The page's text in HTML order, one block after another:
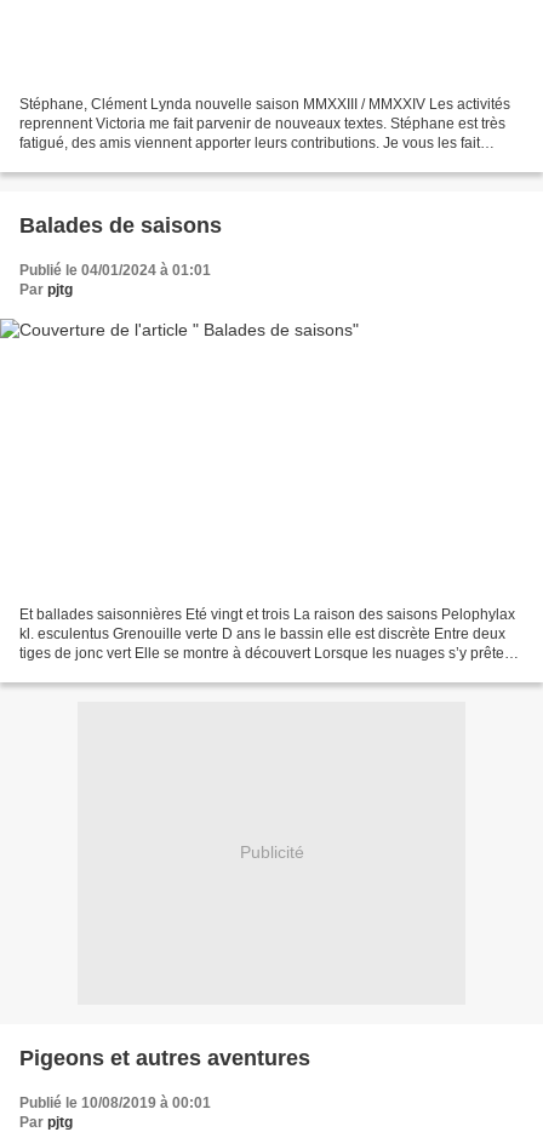
Stéphane, Clément Lynda nouvelle saison MMXXIII / MMXXIV Les activités
reprennent Victoria me fait parvenir de nouveaux textes. Stéphane est très
fatigué, des amis viennent apporter leurs contributions. Je vous les fait
Balades de saisons
Publié le 04/01/2024 à 01:01
Par pjtg
Et ballades saisonnières Eté vingt et trois La raison des saisons Pelophylax
kl. esculentus Grenouille verte D ans le bassin elle est discrète Entre deux
tiges de jonc vert Elle se montre à découvert Lorsque les nuages s’y prêtent
Publicité
Pigeons et autres aventures
Publié le 10/08/2019 à 00:01
Par pjtg